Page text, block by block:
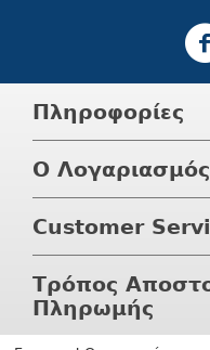
Πληροφορίες
Ο
Customer
Τρόπος
Πληρωμής